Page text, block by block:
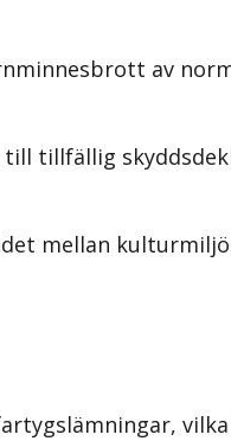
av
tillfällig
mellan